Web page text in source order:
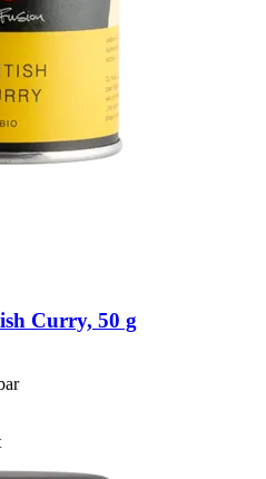
Curry, 50 g